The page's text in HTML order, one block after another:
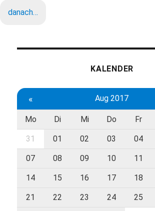
danach…
KALENDER
« Aug 2017
Mo Di Mi Do Fr
31 01 02 03 04
07 08 09 10 11
14 15 16 17 18
21 22 23 24 25